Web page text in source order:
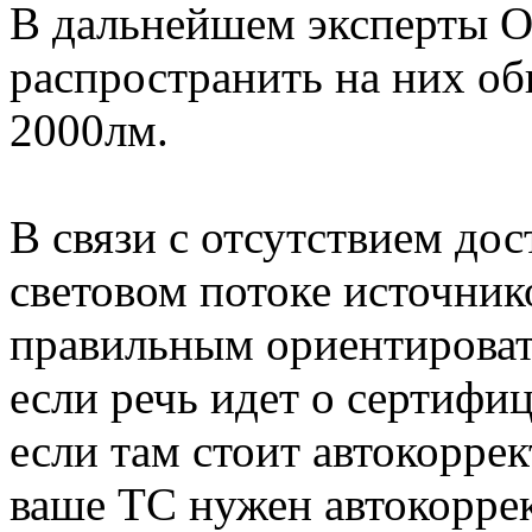
В дальнейшем эксперты
распространить на них
2000лм.
В связи с отсутствием
световом потоке
правильным
если речь идет о
если там стоит
ваше ТС нужен